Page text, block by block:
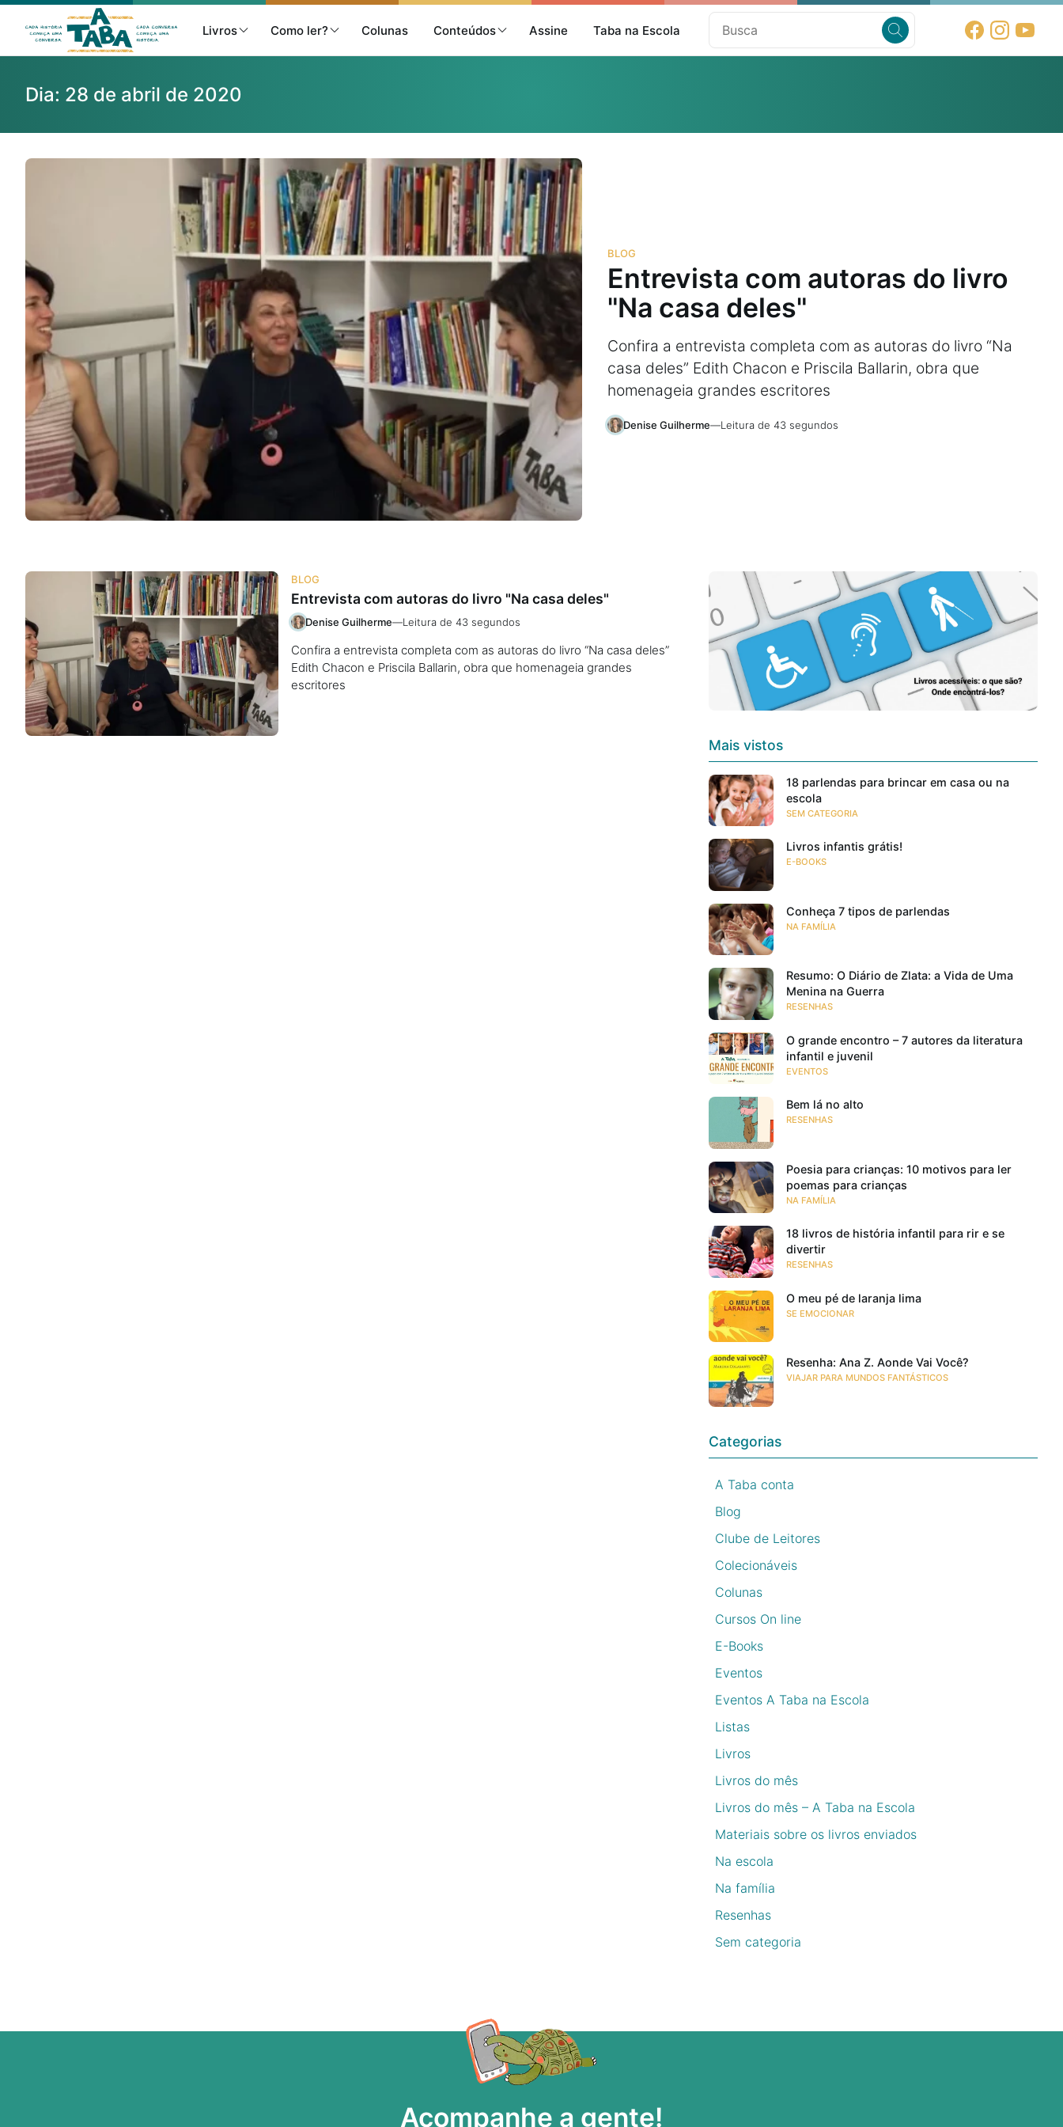
Livros Como ler? Colunas Conteúdos Assine Taba na Escola
Listas
Como ler?
Na escola
Na família
Colunas
Conteúdos
Cursos On line
E-Books
Eventos
Dia: 28 de abril de 2020
BLOG
Entrevista com autoras do livro
"Na casa deles"
Confira a entrevista completa com as autoras do livro “Na
casa deles” Edith Chacon e Priscila Ballarin, obra que
homenageia grandes escritores
Denise Guilherme—Leitura de 43 segundos
BLOG
Entrevista com autoras do livro "Na casa deles"
Denise Guilherme—Leitura de 43 segundos
Confira a entrevista completa com as autoras do livro “Na casa deles”
Edith Chacon e Priscila Ballarin, obra que homenageia grandes
escritores
Mais vistos
18 parlendas para brincar em casa ou na
escola
SEM CATEGORIA
Livros infantis grátis!
E-BOOKS
Conheça 7 tipos de parlendas
NA FAMÍLIA
Resumo: O Diário de Zlata: a Vida de Uma
Menina na Guerra
RESENHAS
O grande encontro – 7 autores da literatura
infantil e juvenil
EVENTOS
Bem lá no alto
RESENHAS
Poesia para crianças: 10 motivos para ler
poemas para crianças
NA FAMÍLIA
18 livros de história infantil para rir e se
divertir
RESENHAS
O meu pé de laranja lima
SE EMOCIONAR
Resenha: Ana Z. Aonde Vai Você?
VIAJAR PARA MUNDOS FANTÁSTICOS
Categorias
A Taba conta
Blog
Clube de Leitores
Colecionáveis
Colunas
Cursos On line
E-Books
Eventos
Eventos A Taba na Escola
Listas
Livros
Livros do mês
Livros do mês – A Taba na Escola
Materiais sobre os livros enviados
Na escola
Na família
Resenhas
Sem categoria
Acompanhe a gente!